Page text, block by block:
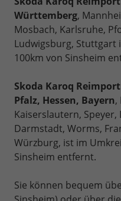
Württemberg,
Mosbach, Karlsruhe,
Ludwigsburg, Stuttgart
100km von Sinsheim
Skoda Karoq
Pfalz, Hessen, Bayern,
Kaiserslautern,
Darmstadt, Worms,
Würzburg, ist im
Sinsheim entfernt.
Sie können bequem